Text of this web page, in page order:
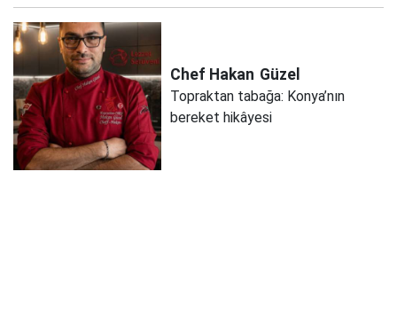
Chef Hakan Güzel
Topraktan tabağa: Konya’nın
bereket hikâyesi